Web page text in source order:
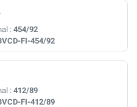
: 454/92
FI-454/92
: 412/89
FI-412/89